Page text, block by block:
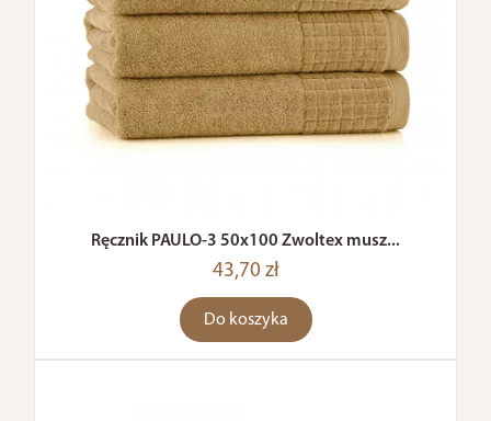
Ręcznik PAULO-3 50x100 Zwoltex musz...
43,70 zł
Do koszyka